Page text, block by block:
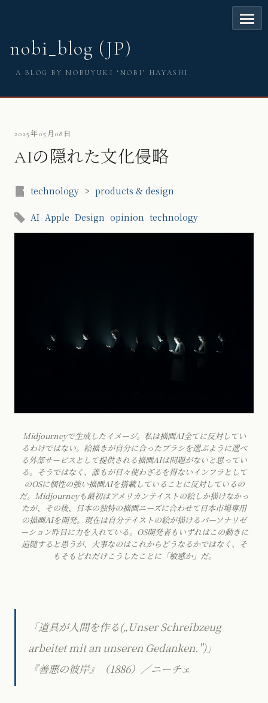
nobi_blog (JP)
A BLOG BY NOBUYUKI ‘NOBI’ HAYASHI
2025年05月08日
AIの隠れた文化侵略
technology > products & design
AI Apple Design opinion technology
Midjourneyで生成したイメージ。私は描画AI全てに反対してい
るわけではない。絵描きが自分に合ったブラシを選ぶように選べ
る外部サービスとして提供される描画AIは問題がないと思ってい
る。そうではなく、誰もが日々使わざるを得ないインフラとして
のOSに個性の強い描画AIを搭載していることに反対しているの
だ。Midjourneyも最初はアメリカンテイストの絵しか描けなかっ
たが、その後、日本の独特の描画ニーズに合わせて日本市場専用
の描画AIを開発。現在は自分テイストの絵が描けるパーソナリゼ
ーション昨日に力を入れている。OS開発者もいずれはこの動きに
追随すると思うが、大事なのはこれからどうなるかではなく、そ
もそもどれだけこうしたことに「敏感か」だ。
「道具が人間を作る(„Unser Schreibzeug
arbeitet mit an unseren Gedanken.")」
『善悪の彼岸』（1886）／ニーチェ